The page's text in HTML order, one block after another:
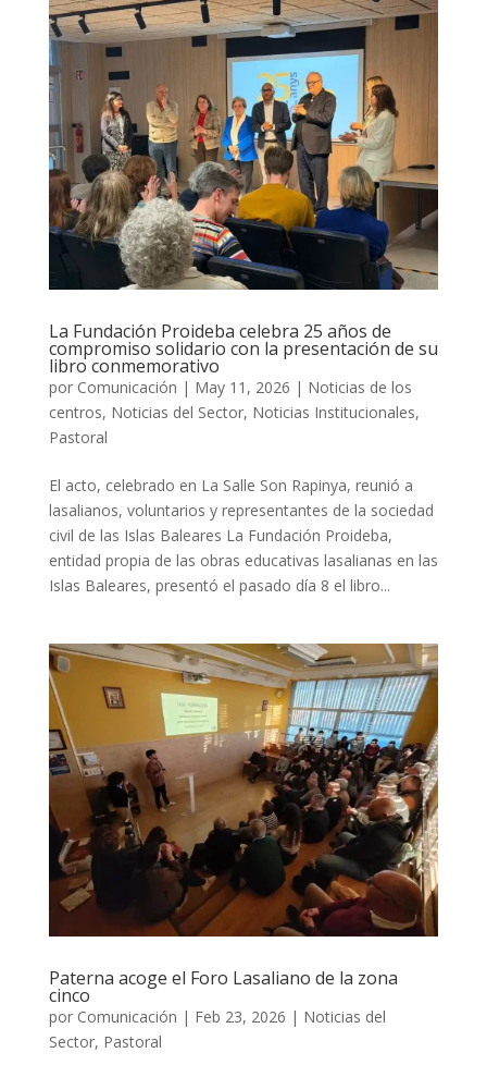
La Fundación Proideba celebra 25 años de
compromiso solidario con la presentación de su
libro conmemorativo
por Comunicación | May 11, 2026 | Noticias de los
centros, Noticias del Sector, Noticias Institucionales,
Pastoral
El acto, celebrado en La Salle Son Rapinya, reunió a
lasalianos, voluntarios y representantes de la sociedad
civil de las Islas Baleares La Fundación Proideba,
entidad propia de las obras educativas lasalianas en las
Islas Baleares, presentó el pasado día 8 el libro...
Paterna acoge el Foro Lasaliano de la zona
cinco
por Comunicación | Feb 23, 2026 | Noticias del
Sector, Pastoral